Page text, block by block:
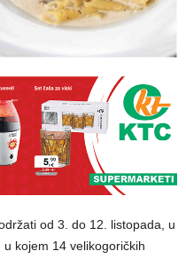
od 3. do 12. listopada, u
kojem 14 velikogoričkih